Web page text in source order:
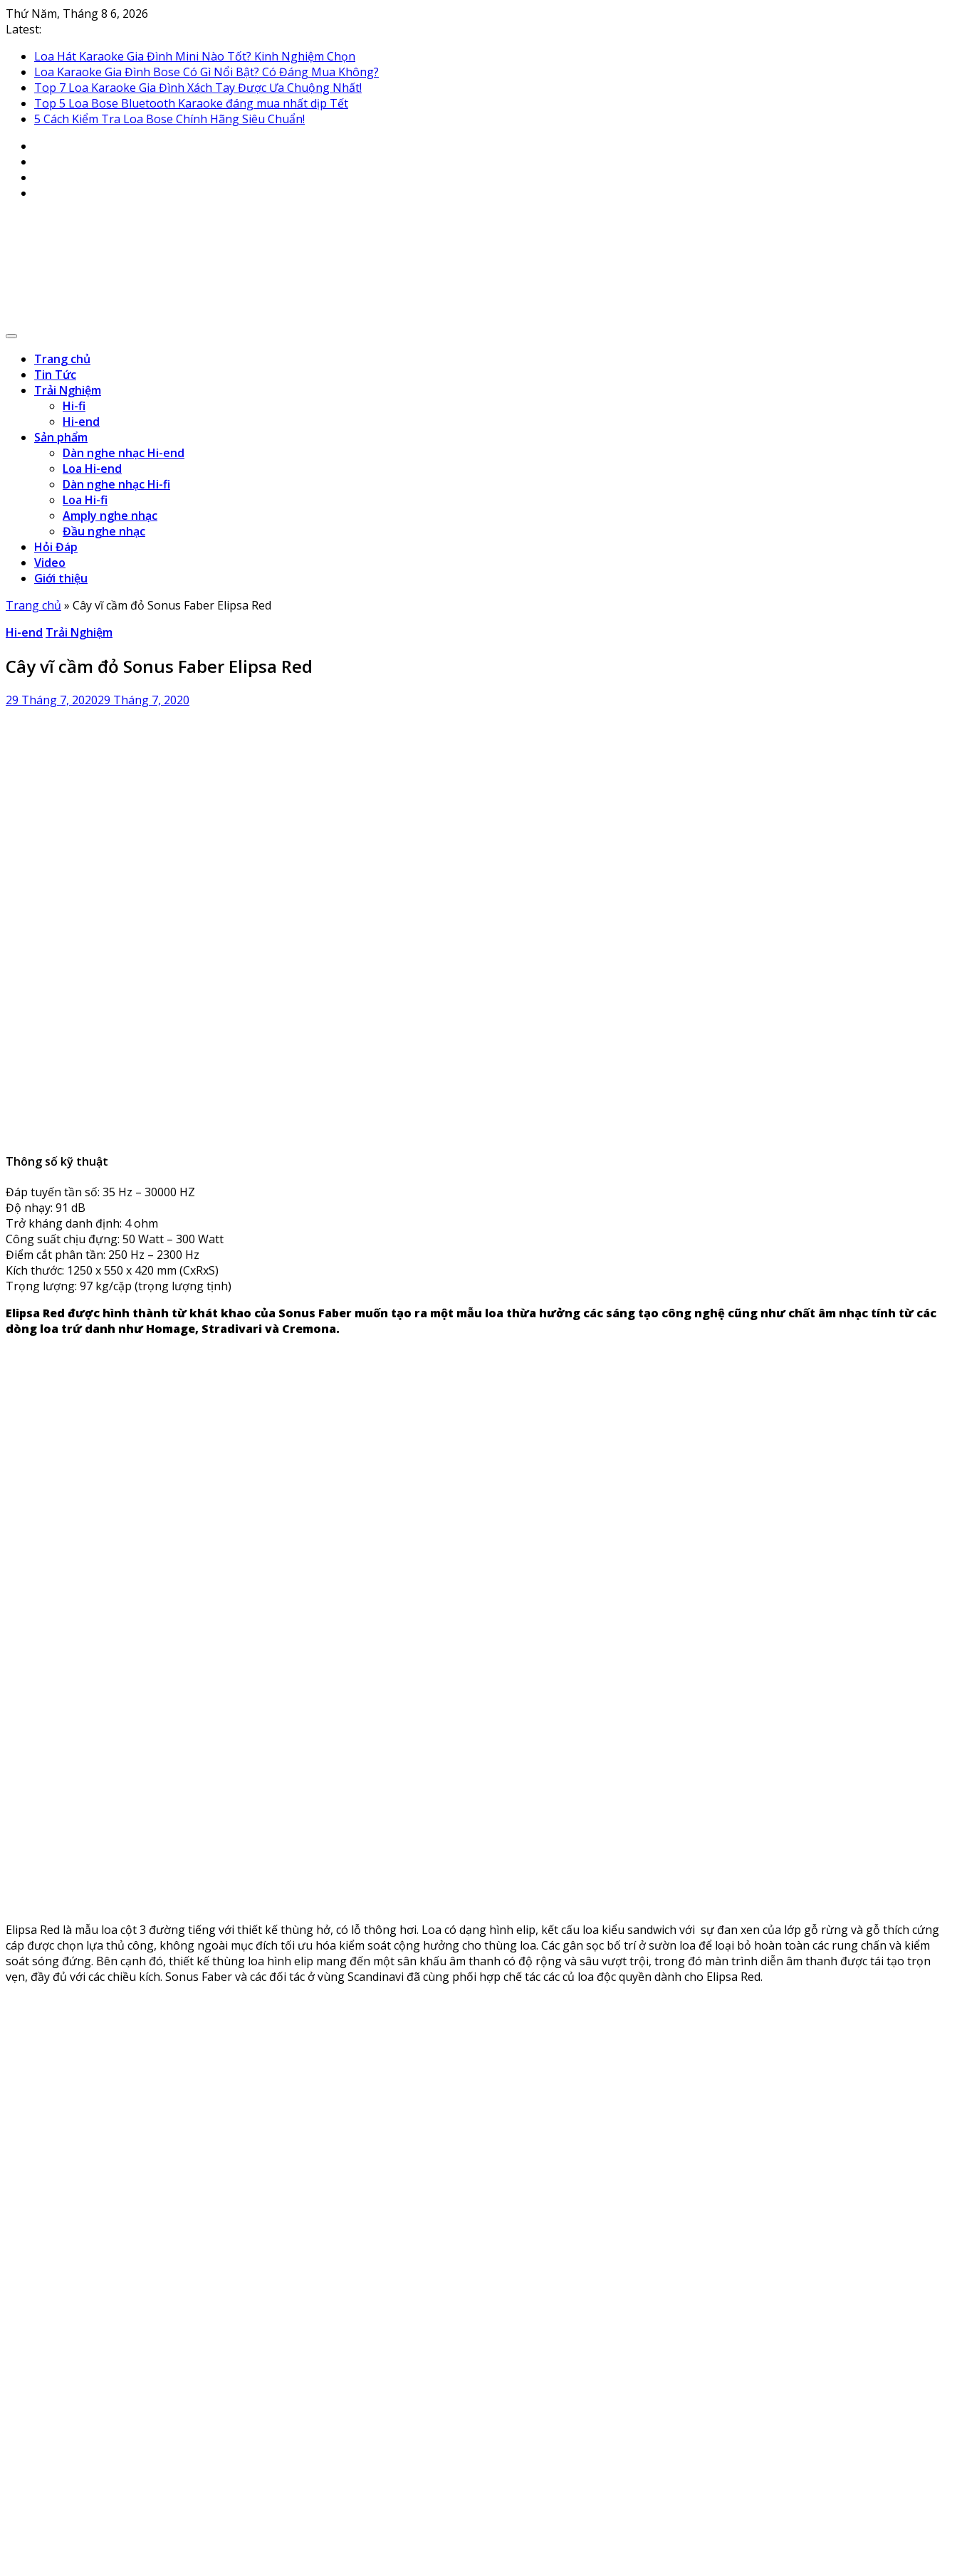
Skip
to
Thứ Năm, Tháng 8 6, 2026
Latest:
Loa Hát Karaoke Gia Đình Mini Nào Tốt? Kinh Nghiệm Chọn
Loa Karaoke Gia Đình Bose Có Gì Nổi Bật? Có Đáng Mua Không?
Top 7 Loa Karaoke Gia Đình Xách Tay Được Ưa Chuộng Nhất!
Top 5 Loa Bose Bluetooth Karaoke đáng mua nhất dịp Tết
5 Cách Kiểm Tra Loa Bose Chính Hãng Siêu Chuẩn!
Trang chủ
Tin Tức
Trải Nghiệm
Hi-fi
Hi-end
Sản phẩm
Dàn nghe nhạc Hi-end
Loa Hi-end
Dàn nghe nhạc Hi-fi
Loa Hi-fi
Amply nghe nhạc
Đầu nghe nhạc
Hỏi Đáp
Video
Giới thiệu
Trang chủ » Cây vĩ cầm đỏ Sonus Faber Elipsa Red
Hi-end Trải Nghiệm
Cây vĩ cầm đỏ Sonus Faber Elipsa Red
29 Tháng 7, 202029 Tháng 7, 2020
Thông số kỹ thuật
Đáp tuyến tần số: 35 Hz – 30000 HZ
Độ nhạy: 91 dB
Trở kháng danh định: 4 ohm
Công suất chịu đựng: 50 Watt – 300 Watt
Điểm cắt phân tần: 250 Hz – 2300 Hz
Kích thước: 1250 x 550 x 420 mm (CxRxS)
Trọng lượng: 97 kg/cặp (trọng lượng tịnh)
Elipsa Red được hình thành từ khát khao của Sonus Faber muốn tạo ra một mẫu loa thừa hưởng các sáng tạo công nghệ cũng như chất âm nhạc tính từ các
dòng loa trứ danh như Homage, Stradivari và Cremona.
Elipsa Red là mẫu loa cột 3 đường tiếng với thiết kế thùng hở, có lỗ thông hơi. Loa có dạng hình elip, kết cấu loa kiểu sandwich với sự đan xen của lớp gỗ rừng và gỗ thích cứng
cáp được chọn lựa thủ công, không ngoài mục đích tối ưu hóa kiểm soát cộng hưởng cho thùng loa. Các gân sọc bố trí ở sườn loa để loại bỏ hoàn toàn các rung chấn và kiểm
soát sóng đứng. Bên cạnh đó, thiết kế thùng loa hình elip mang đến một sân khấu âm thanh có độ rộng và sâu vượt trội, trong đó màn trình diễn âm thanh được tái tạo trọn
vẹn, đầy đủ với các chiều kích. Sonus Faber và các đối tác ở vùng Scandinavi đã cùng phối hợp chế tác các củ loa độc quyền dành cho Elipsa Red.